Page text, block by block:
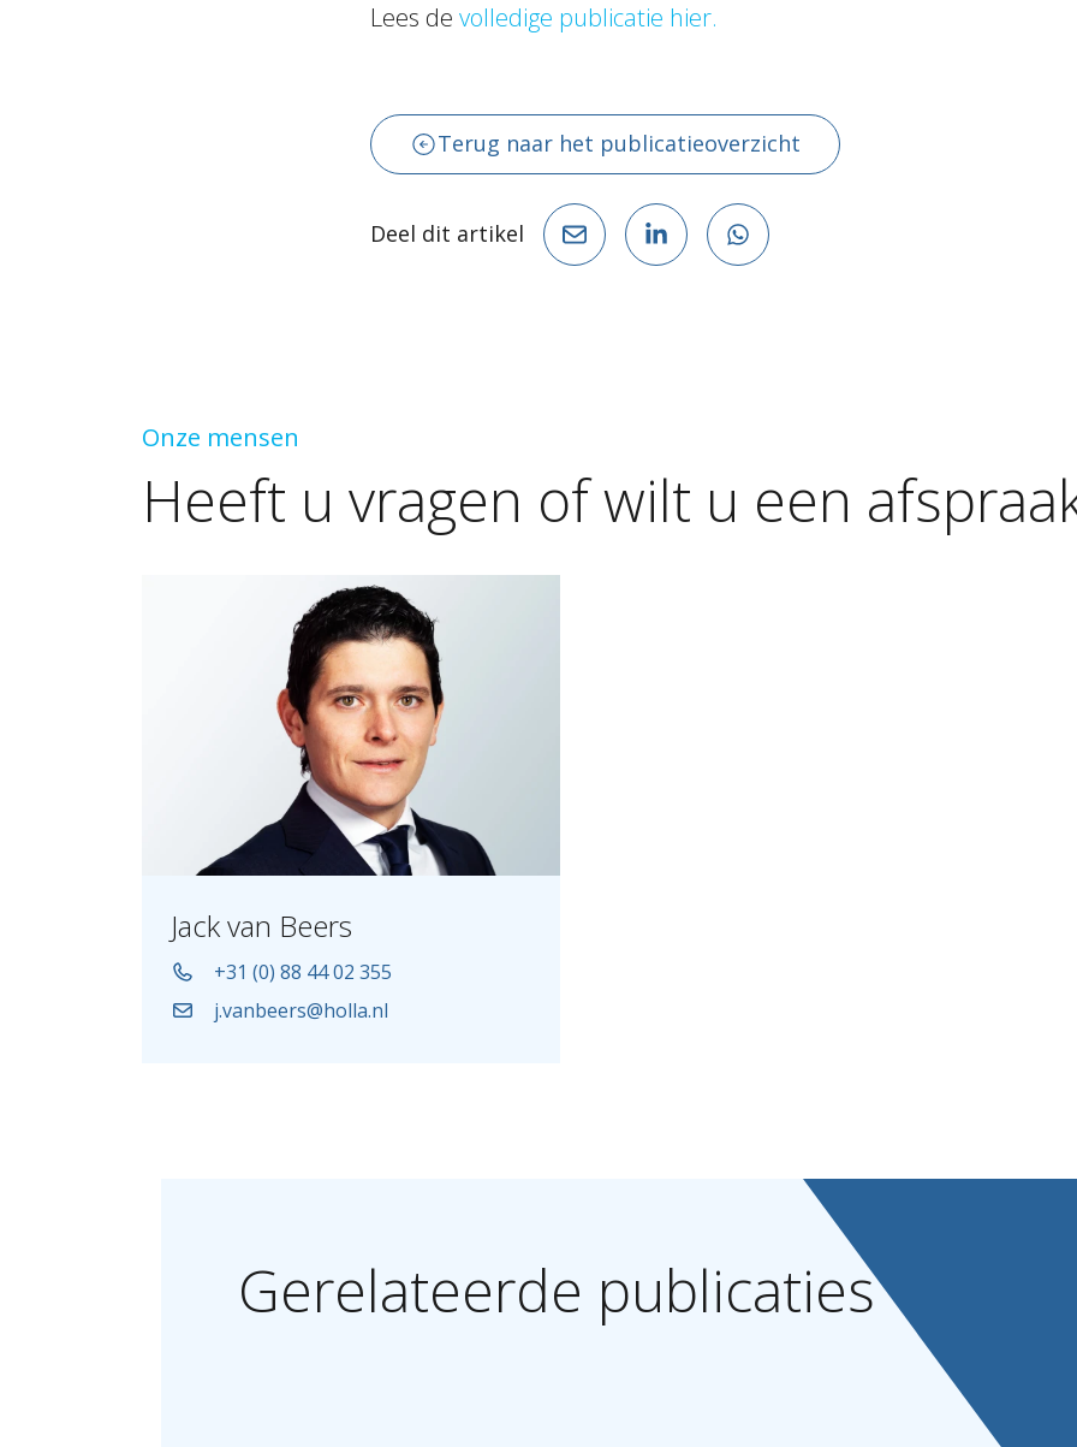
Lees de volledige publicatie hier.
Terug naar het publicatieoverzicht
Deel dit artikel
Onze mensen
Heeft u vragen ofwilt u een
Jack van Beers
+31 (0) 88 44 02 355
j.vanbeers@holla.nl
Gerelateerde publicaties